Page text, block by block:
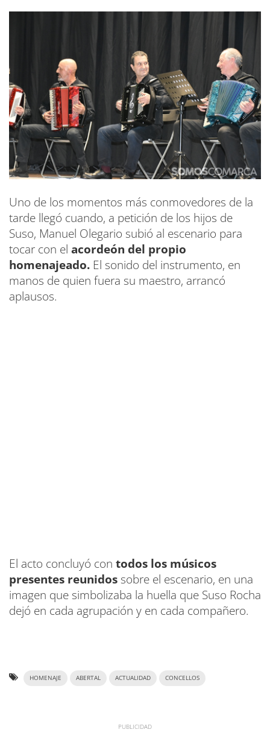
Uno de los momentos más conmovedores de la
tarde llegó cuando, a petición de los hijos de
Suso, Manuel Olegario subió al escenario para
tocar con el acordeón del propio
homenajeado. El sonido del instrumento, en
manos de quien fuera su maestro, arrancó
aplausos.
El acto concluyó con todos los músicos
presentes reunidos sobre el escenario, en una
imagen que simbolizaba la huella que Suso Rocha
dejó en cada agrupación y en cada compañero.
HOMENAJE ABERTAL ACTUALIDAD CONCELLOS